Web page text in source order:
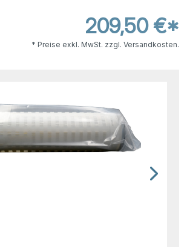
209,50 €*
* Preise exkl. MwSt. zzgl. Versandkosten.